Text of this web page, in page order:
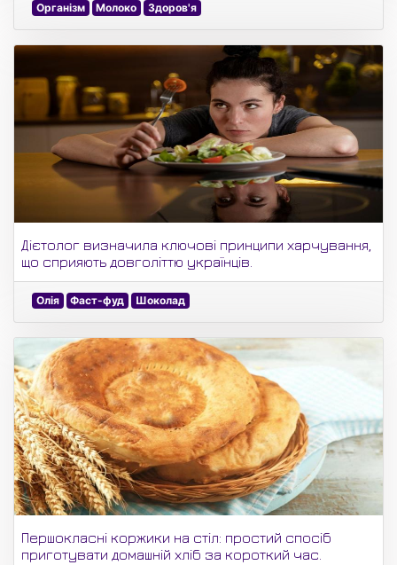
Організм Молоко Здоров'я
Дієтолог визначила ключові принципи харчування,
що сприяють довголіттю українців.
Олія Фаст-фуд Шоколад
Першокласні коржики на стіл: простий спосіб
приготувати домашній хліб за короткий час.